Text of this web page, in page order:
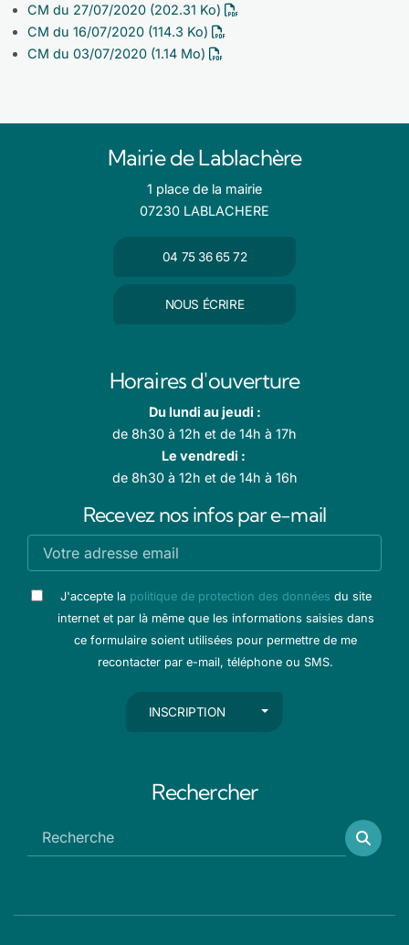
CM du 27/07/2020 (202.31 Ko)
CM du 16/07/2020 (114.3 Ko)
CM du 03/07/2020 (1.14 Mo)
Mairie de Lablachère
1 place de la mairie
07230 LABLACHERE
04 75 36 65 72
NOUS ÉCRIRE
Horaires d'ouverture
Du lundi au jeudi :
de 8h30 à 12h et de 14h à 17h
Le vendredi :
de 8h30 à 12h et de 14h à 16h
Recevez nos infos par e-mail
J'accepte la politique de protection des données du site
internet et par là même que les informations saisies dans
ce formulaire soient utilisées pour permettre de me
recontacter par e-mail, téléphone ou SMS.
INSCRIPTION AUTRES ACTIONS
Rechercher